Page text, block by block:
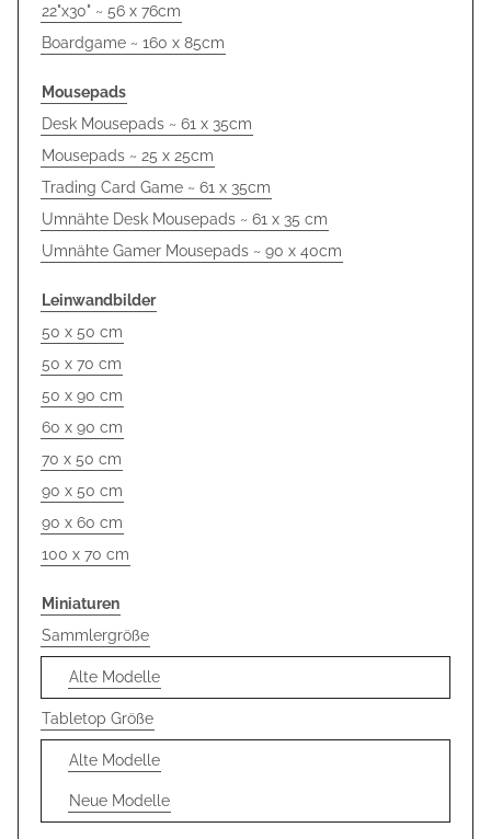
22"x30" ~ 56 x 76cm
Boardgame ~ 160 x 85cm
Mousepads
Desk Mousepads ~ 61 x 35cm
Mousepads ~ 25 x 25cm
Trading Card Game ~ 61 x 35cm
Umnähte Desk Mousepads ~ 61 x 35 cm
Umnähte Gamer Mousepads ~ 90 x 40cm
Leinwandbilder
50 x 50 cm
50 x 70 cm
50 x 90 cm
60 x 90 cm
70 x 50 cm
90 x 50 cm
90 x 60 cm
100 x 70 cm
Miniaturen
Sammlergröße
Alte Modelle
Tabletop Größe
Alte Modelle
Neue Modelle